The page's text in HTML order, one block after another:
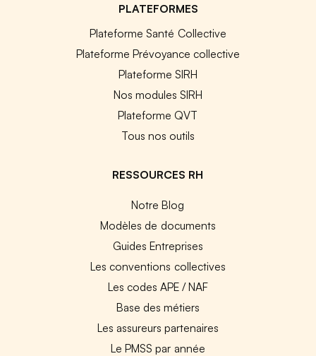
PLATEFORMES
Plateforme Santé Collective
Plateforme Prévoyance collective
Plateforme SIRH
Nos modules SIRH
Plateforme QVT
Tous nos outils
RESSOURCES RH
Notre Blog
Modèles de documents
Guides Entreprises
Les conventions collectives
Les codes APE / NAF
Base des métiers
Les assureurs partenaires
Le PMSS par année